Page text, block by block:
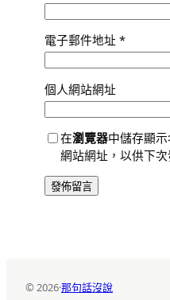
電子郵件地址 *
個人網站網址
在瀏覽器中儲存顯
網站網址，以供下
© 2026·那句話沒說